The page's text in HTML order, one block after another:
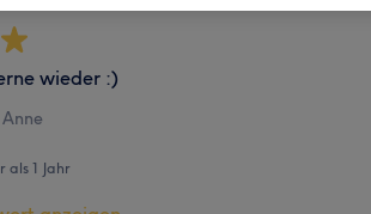
wieder :)
als 1 Jahr